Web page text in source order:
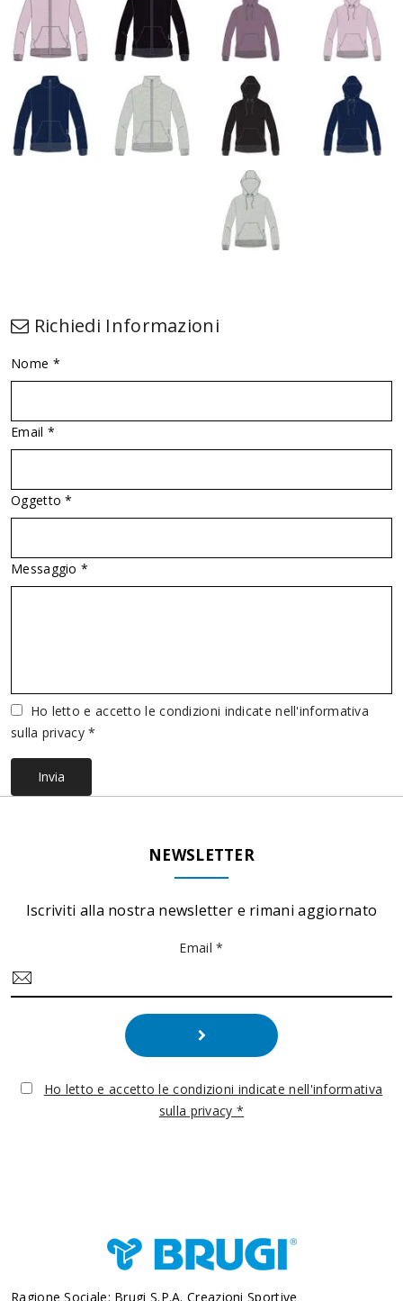
Richiedi Informazioni
Nome *
Email *
Oggetto *
Messaggio *
VuotoHo letto e accetto le condizioni indicate nell'informativa
sulla privacy *
Invia
NEWSLETTER
Iscriviti alla nostra newsletter e rimani aggiornato
Email *
Ho letto e accetto le condizioni indicate nell'informativa
sulla privacy *
Ragione Sociale: Brugi S.p.A. Creazioni Sportive